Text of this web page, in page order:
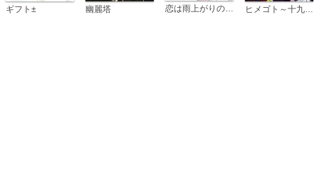
ギフト± 幽麗塔 恋は雨上がりのように